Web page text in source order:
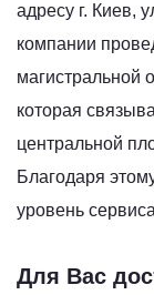
адресу г. Киев,
компании
магистральной
которая
центральной
Благодаря
уровень
Для Вас